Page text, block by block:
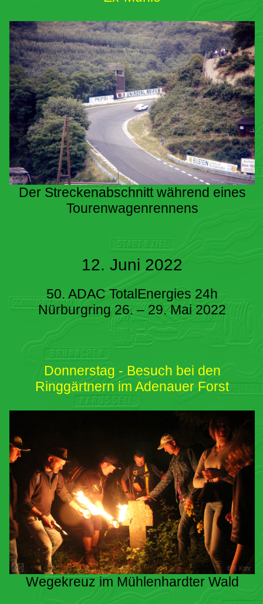
Der Streckenabschnitt während eines
Tourenwagenrennens
12. Juni 2022
50. ADAC TotalEnergies 24h
Nürburgring 26. – 29. Mai 2022
Donnerstag - Besuch bei den
Ringgärtnern im Adenauer Forst
Wegekreuz im Mühlenhardter Wald